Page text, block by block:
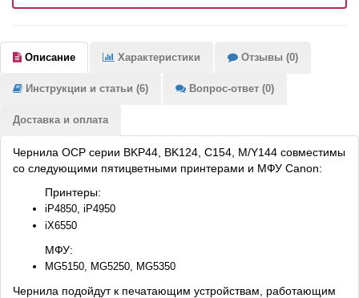
Описание Характеристики Отзывы (0)
Инструкции и статьи (6) Вопрос-ответ (0)
Доставка и оплата
Чернила OCP серии BKP44, BK124, C154, M/Y144 совместимы
со следующими пятицветными принтерами и МФУ Canon:
Принтеры:
iP4850, iP4950
iX6550
МФУ:
MG5150, MG5250, MG5350
Чернила подойдут к печатающим устройствам, работающим